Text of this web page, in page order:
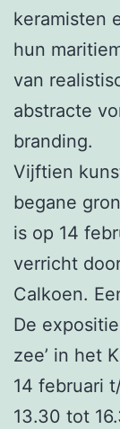
keramisten
hun
van
abstracte
branding.
Vijftien
begane
is op 14
verricht
Calkoen.
De
zee’ in het
14 februari
13.30 tot